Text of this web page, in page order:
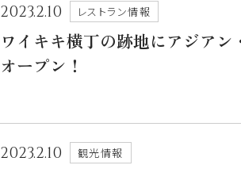
2023.2.10 レストラン情報
ワイキキ横丁の跡地にアジア
オープン！
2023.2.10 観光情報